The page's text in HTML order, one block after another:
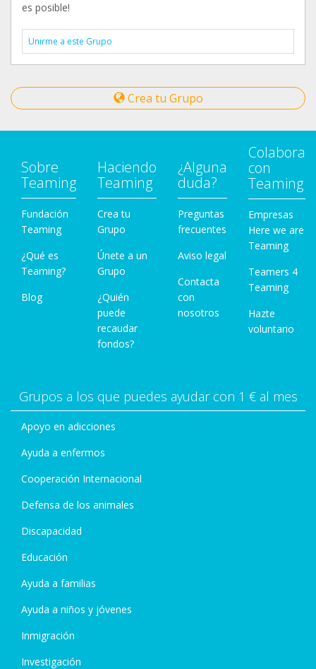
es posible!
Unirme a este Grupo
Crea tu Grupo
Sobre
Teaming
Fundación
Teaming
¿Qué es
Teaming?
Blog
Haciendo
Teaming
Crea tu
Grupo
Únete a un
Grupo
¿Quién
puede
recaudar
fondos?
¿Alguna
duda?
Preguntas
frecuentes
Aviso legal
Contacta
con
nosotros
Colabora
con
Teaming
Empresas
Here we are
Teaming
Teamers 4
Teaming
Hazte
voluntario
Grupos a los que puedes ayudar con 1 € al mes
Apoyo en adicciones
Ayuda a enfermos
Cooperación Internacional
Defensa de los animales
Discapacidad
Educación
Ayuda a familias
Ayuda a niños y jóvenes
Inmigración
Investigación